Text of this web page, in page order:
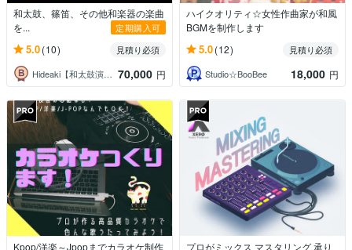
和太鼓、篠笛、その他和楽器の楽曲
を...
定期購入可
5.0(10)
見積り必須
Hideaki【和太鼓演奏・作曲・指導】
70,000 円
ハイクオリティ☆女性作曲家が和風
BGMを制作します
5.0(12)
見積り必須
Studio☆BooBee
18,000 円
Kpop/洋楽～Jpopまでカラオケ制作
プロがミックス マスタリング 承り